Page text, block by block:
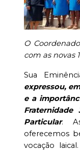
O
com as novas
Sua
expressou,
e a
Particular.
oferecemos
vocação